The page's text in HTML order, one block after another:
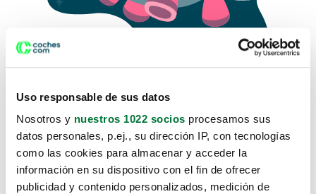
Uso responsable de sus datos
Nosotros y nuestros 1022 socios procesamos sus
datos personales, p.ej., su dirección IP, con tecnologías
como las cookies para almacenar y acceder la
información en su dispositivo con el fin de ofrecer
publicidad y contenido personalizados, medición de
Lo sentimos, no sabemos como
te hemos traido hasta aquí.